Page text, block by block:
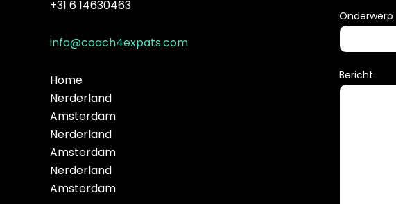
+31 6 14630463
info@coach4expats.com
Home
Nerderland
Amsterdam
Nerderland
Amsterdam
Nerderland
Amsterdam
Onderwerp
Bericht